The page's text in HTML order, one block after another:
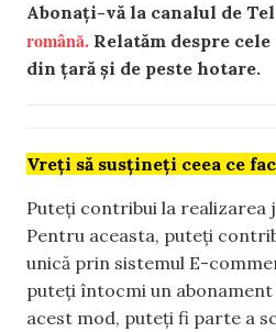
Abonați-vă la canalul de
română. Relatăm despre
din țară și de peste hotare.
Vreți să susțineți ceea ce
Puteți contribui la realizarea
Pentru aceasta, puteți
unică prin sistemul E-
puteți întocmi un
acest mod, puteți fi parte a